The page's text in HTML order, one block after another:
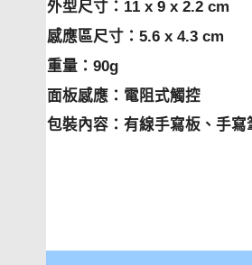
外型尺寸：11 x 9 x 2.2 cm
感應區尺寸：5.6 x 4.3 cm
重量：90g
面板感應：電阻式觸控
包裝內容：有線手寫板、手